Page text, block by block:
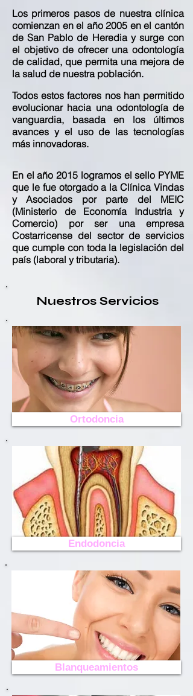
Los primeros pasos de nuestra clínica
comienzan en el año 2005 en el cantón
de San Pablo de Heredia y surge con
el objetivo de ofrecer una odontología
de calidad, que permita una mejora de
la salud de nuestra población.
Todos estos factores nos han permitido
evolucionar hacia una odontología de
vanguardia, basada en los últimos
avances y el uso de las tecnologías
más innovadoras.
En el año 2015 logramos el sello PYME
que le fue otorgado a la Clínica Vindas
y Asociados por parte del MEIC
(Ministerio de Economía Industria y
Comercio) por ser una empresa
Costarricense del sector de servicios
que cumple con toda la legislación del
país (laboral y tributaria).
Nuestros Servicios
Ortodoncia
Endodoncia
Blanqueamientos